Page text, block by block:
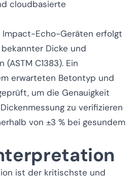
cloudbasierte
Impact-Echo-Geräten erfolgt
Dicke und
C1383). Ein
erwarteten Betontyp und
um die Genauigkeit
zu verifizieren
von ±3 % bei gesundem
ist der kritischste und